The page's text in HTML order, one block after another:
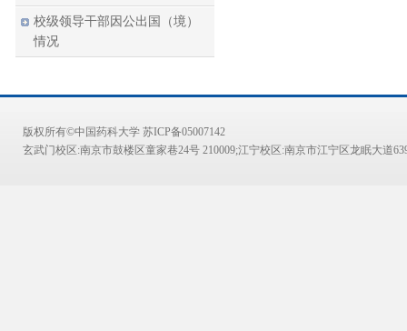
校级领导干部因公出国（境）
情况
版权所有©中国药科大学 苏ICP备05007142
玄武门校区:南京市鼓楼区童家巷24号 210009;江宁校区:南京市江宁区龙眠大道